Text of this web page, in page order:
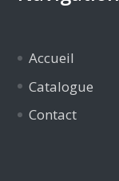
Accueil
Catalogue
Contact